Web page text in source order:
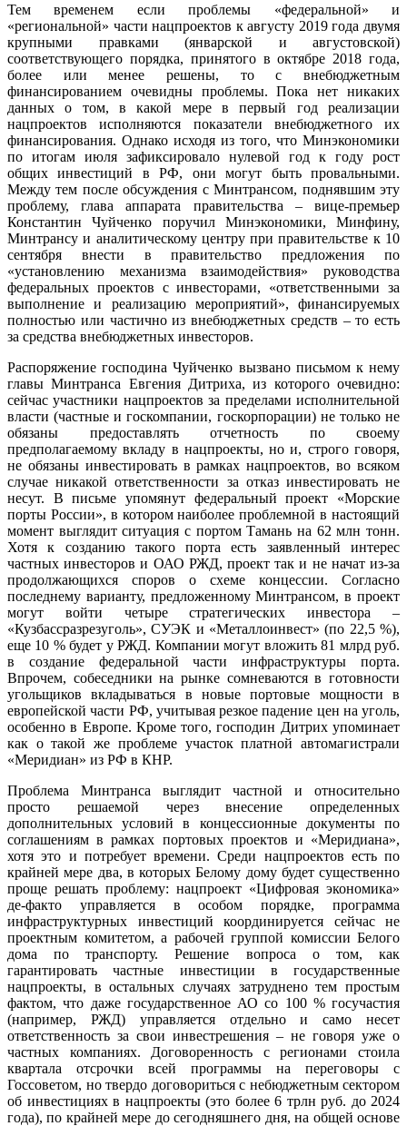
Тем временем если проблемы «федеральной» и
«региональной» части нацпроектов к августу 2019 года двумя
крупными правками (январской и августовской)
соответствующего порядка, принятого в октябре 2018 года,
более или менее решены, то с внебюджетным
финансированием очевидны проблемы. Пока нет никаких
данных о том, в какой мере в первый год реализации
нацпроектов исполняются показатели внебюджетного их
финансирования. Однако исходя из того, что Минэкономики
по итогам июля зафиксировало нулевой год к году рост
общих инвестиций в РФ, они могут быть провальными.
Между тем после обсуждения с Минтрансом, поднявшим эту
проблему, глава аппарата правительства – вице-премьер
Константин Чуйченко поручил Минэкономики, Минфину,
Минтрансу и аналитическому центру при правительстве к 10
сентября внести в правительство предложения по
«установлению механизма взаимодействия» руководства
федеральных проектов с инвесторами, «ответственными за
выполнение и реализацию мероприятий», финансируемых
полностью или частично из внебюджетных средств – то есть
за средства внебюджетных инвесторов.
Распоряжение господина Чуйченко вызвано письмом к нему
главы Минтранса Евгения Дитриха, из которого очевидно:
сейчас участники нацпроектов за пределами исполнительной
власти (частные и госкомпании, госкорпорации) не только не
обязаны предоставлять отчетность по своему
предполагаемому вкладу в нацпроекты, но и, строго говоря,
не обязаны инвестировать в рамках нацпроектов, во всяком
случае никакой ответственности за отказ инвестировать не
несут. В письме упомянут федеральный проект «Морские
порты России», в котором наиболее проблемной в настоящий
момент выглядит ситуация с портом Тамань на 62 млн тонн.
Хотя к созданию такого порта есть заявленный интерес
частных инвесторов и ОАО РЖД, проект так и не начат из-за
продолжающихся споров о схеме концессии. Согласно
последнему варианту, предложенному Минтрансом, в проект
могут войти четыре стратегических инвестора –
«Кузбассразрезуголь», СУЭК и «Металлоинвест» (по 22,5 %),
еще 10 % будет у РЖД. Компании могут вложить 81 млрд руб.
в создание федеральной части инфраструктуры порта.
Впрочем, собеседники на рынке сомневаются в готовности
угольщиков вкладываться в новые портовые мощности в
европейской части РФ, учитывая резкое падение цен на уголь,
особенно в Европе. Кроме того, господин Дитрих упоминает
как о такой же проблеме участок платной автомагистрали
«Меридиан» из РФ в КНР.
Проблема Минтранса выглядит частной и относительно
просто решаемой через внесение определенных
дополнительных условий в концессионные документы по
соглашениям в рамках портовых проектов и «Меридиана»,
хотя это и потребует времени. Среди нацпроектов есть по
крайней мере два, в которых Белому дому будет существенно
проще решать проблему: нацпроект «Цифровая экономика»
де-факто управляется в особом порядке, программа
инфраструктурных инвестиций координируется сейчас не
проектным комитетом, а рабочей группой комиссии Белого
дома по транспорту. Решение вопроса о том, как
гарантировать частные инвестиции в государственные
нацпроекты, в остальных случаях затруднено тем простым
фактом, что даже государственное АО со 100 % госучастия
(например, РЖД) управляется отдельно и само несет
ответственность за свои инвестрешения – не говоря уже о
частных компаниях. Договоренность с регионами стоила
квартала отсрочки всей программы на переговоры с
Госсоветом, но твердо договориться с небюджетным сектором
об инвестициях в нацпроекты (это более 6 трлн руб. до 2024
года), по крайней мере до сегодняшнего дня, на общей основе